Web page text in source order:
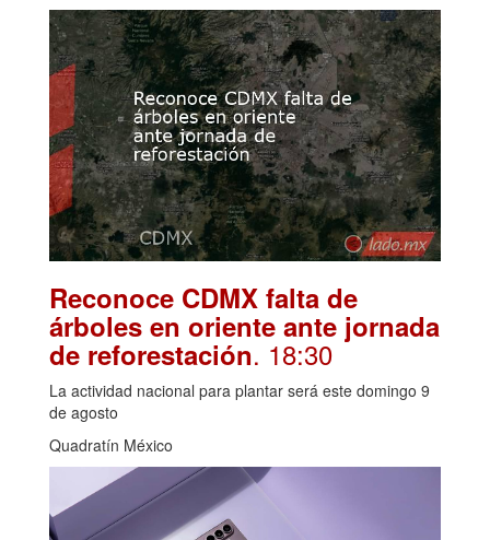
Reconoce CDMX falta de
árboles en oriente ante jornada
de reforestación. 18:30
La actividad nacional para plantar será este domingo 9
de agosto
Quadratín México